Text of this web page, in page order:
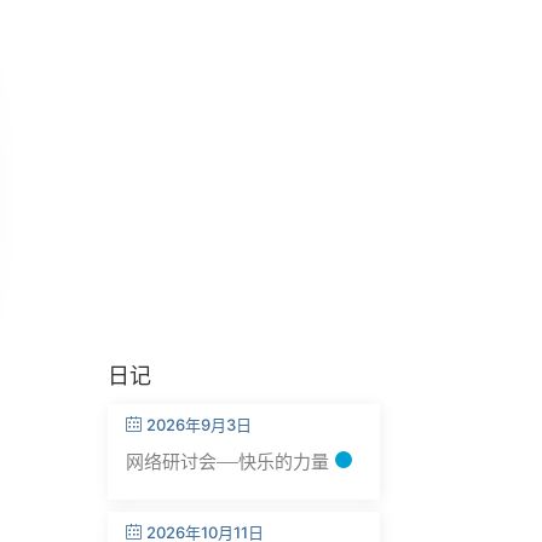
日记
2026年9月3日
网络研讨会——快乐的力量
2026年10月11日